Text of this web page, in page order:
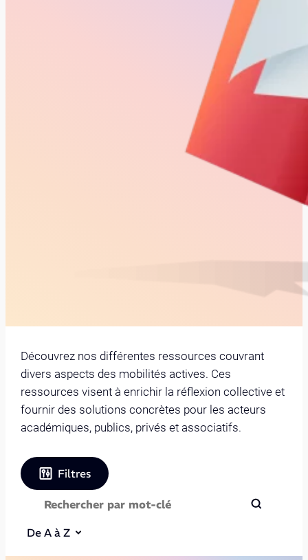
Découvrez nos différentes ressources couvrant
divers aspects des mobilités actives. Ces
ressources visent à enrichir la réflexion collective et
fournir des solutions concrètes pour les acteurs
académiques, publics, privés et associatifs.
Filtres
De A à Z